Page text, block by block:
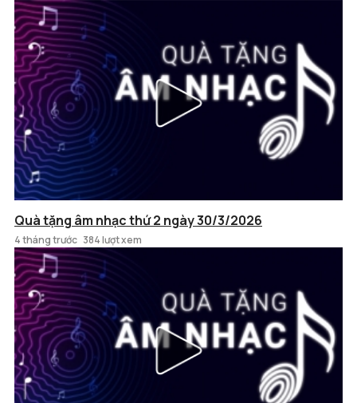
Quà tặng âm nhạc thứ 2 ngày 30/3/2026
4 tháng trước 384 lượt xem